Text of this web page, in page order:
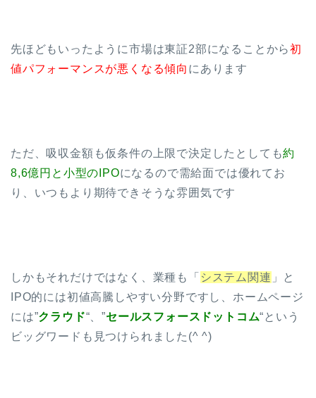
先ほどもいったように市場は東証2部になることから初
値パフォーマンスが悪くなる傾向 にあります
ただ、吸収金額も仮条件の上限で決定したとしても約
8,6億円と小型のIPOになるので需給面では優れてお
り、いつもより期待できそうな雰囲気です
しかもそれだけではなく、業種も「 システム関連 」と
IPO的には初値高騰しやすい分野ですし、ホームページ
には”クラウド“、”セールスフォースドットコム“という
ビッグワードも見つけられました(^ ^)